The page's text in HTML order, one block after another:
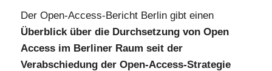
Der Open-Access-Bericht Berlin gibt einen
Überblick über die Durchsetzung von Open
Access im Berliner Raum seit der
Verabschiedung der Open-Access-Strategie